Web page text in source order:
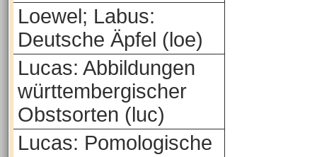
Loewel; Labus:
Deutsche Äpfel (loe)
Lucas: Abbildungen
württembergischer
Obstsorten (luc)
Lucas: Pomologische